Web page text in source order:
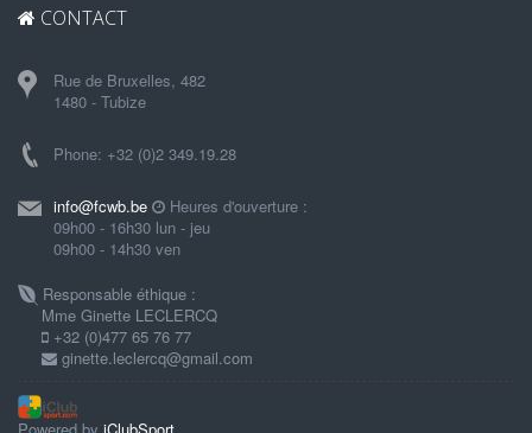
CONTACT
Rue de Bruxelles, 482
1480 - Tubize
Phone: +32 (0)2 349.19.28
info@fcwb.be
Heures d'ouverture :
09h00 - 16h30 lun - jeu
09h00 - 14h30 ven
Responsable éthique :
Mme Ginette LECLERCQ
+32 (0)477 65 76 77
ginette.leclercq@gmail.com
Powered by iClubSport